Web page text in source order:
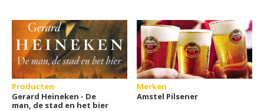
Producten
Gerard Heineken - De
man, de stad en het bier
Merken
Amstel Pilsener